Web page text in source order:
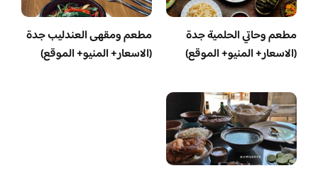
مطعم وحاتي الحلمية جدة
(الاسعار+ المنيو+ الموقع)
مطعم ومقهى العندليب جدة
(الاسعار+ المنيو+ الموقع)